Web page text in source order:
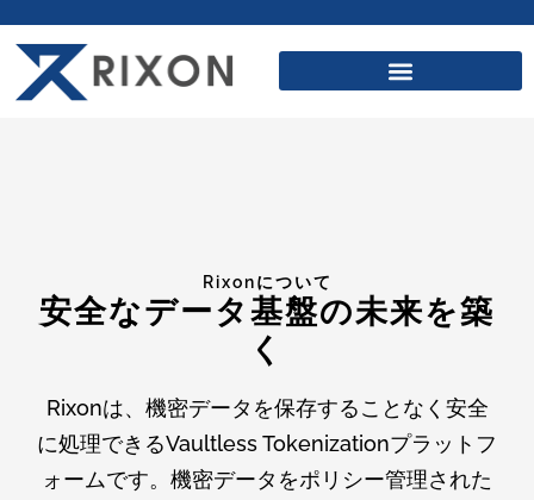
Rixonについて
安全なデータ基盤の未来を築
く
Rixonは、機密データを保存することなく安全
に処理できるVaultless Tokenizationプラットフ
ォームです。機密データをポリシー管理された